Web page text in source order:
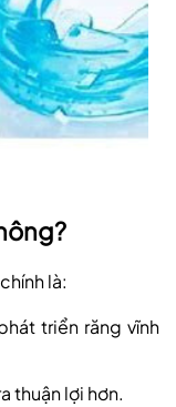
là:
triển răng vĩnh
thuận lợi hơn.